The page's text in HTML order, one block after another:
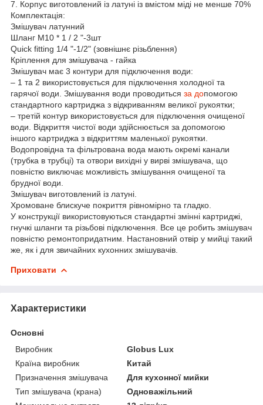
7. Корпус виготовлений із латуні із вмістом міді не менше 70%
Комплектація:
Змішувач латунний
Шланг М10 * 1 / 2 "-3шт
Quick fitting 1/4 "-1/2" (зовнішнє різьблення)
Кріплення для змішувача - гайка
Змішувач має 3 контури для підключення води:
– 1 та 2 використовується для підключення холодної та
гарячої води. Змішування води проводиться за допомогою
стандартного картриджа з відкриванням великої рукоятки;
– третій контур використовується для підключення очищеної
води. Відкриття чистої води здійснюється за допомогою
іншого картриджа з відкриттям маленької рукоятки.
Водопровідна та фільтрована вода мають окремі канали
(трубка в трубці) та отвори вихідні у вирві змішувача, що
повністю виключає можливість змішування очищеної та
брудної води.
Змішувач виготовлений із латуні.
Хромоване блискуче покриття рівномірно та гладко.
У конструкції використовуються стандартні змінні картриджі,
гнучкі шланги та різьбові підключення. Все це робить змішувач
повністю ремонтопридатним. Настановний отвір у мийці такий
же, як і для звичайних кухонних змішувачів.
Приховати
Характеристики
Основні
Виробник
Globus Lux
Країна виробник
Китай
Призначення змішувача
Для кухонної мийки
Тип змішувача (крана)
Одноважільний